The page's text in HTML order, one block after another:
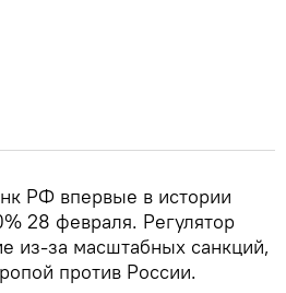
РФ впервые в истории
28 февраля. Регулятор
из-за масштабных санкций,
против России.